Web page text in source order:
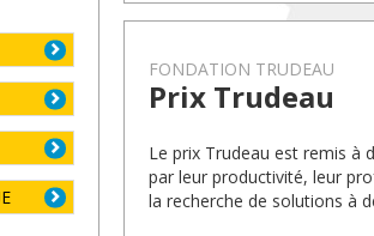
FONDATION TRUDEAU
Prix Trudeau
Le prix Trudeau est remis à
par leur productivité, leur
la recherche de solutions à